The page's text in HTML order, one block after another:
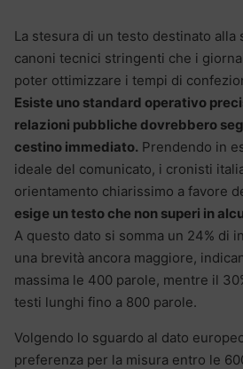
La stesura di un testo destinato alla
canoni tecnici stringenti che i
poter ottimizzare i tempi di
Esiste uno standard operativo
relazioni pubbliche dovrebbero
cestino immediato. Prendendo in
ideale del comunicato, i cronisti
orientamento chiarissimo a favore
esige un testo che non superi in
A questo dato si somma un 24% di
una brevità ancora maggiore,
massima le 400 parole, mentre il
testi lunghi fino a 800 parole.
Volgendo lo sguardo al dato
preferenza per la misura entro le